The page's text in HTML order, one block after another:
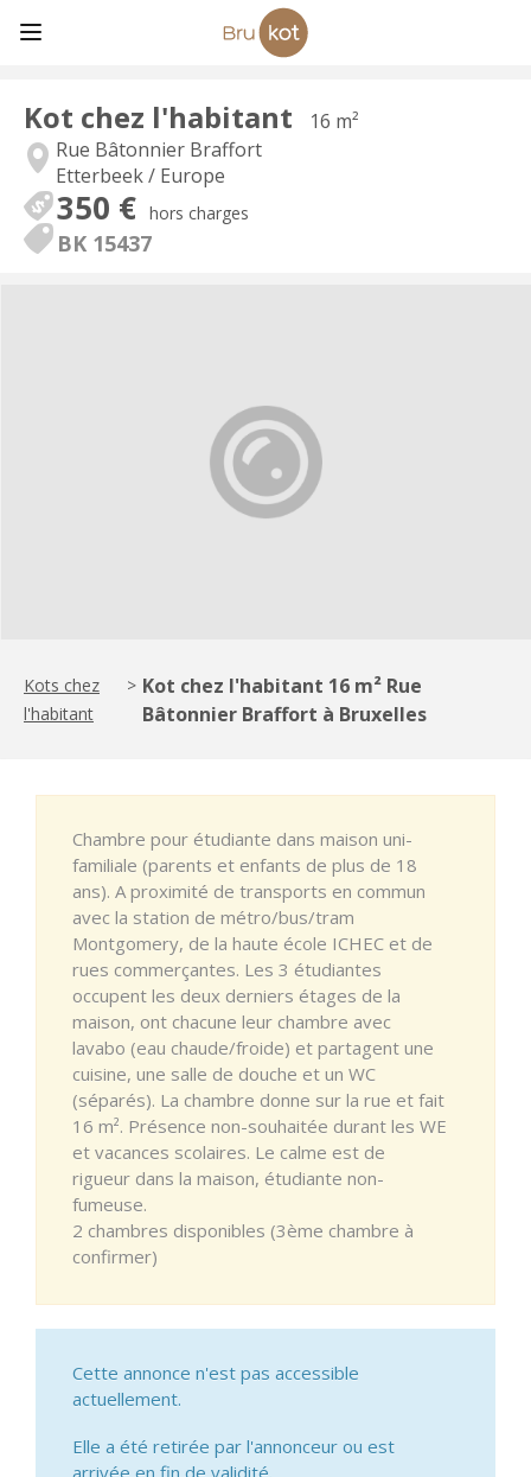
Kot chez l'habitant
16 m²
Rue Bâtonnier Braffort
Etterbeek / Europe
350 € hors charges
BK 15437
Kots chez
l'habitant
> Kot chez l'habitant 16 m² Rue
Bâtonnier Braffort à Bruxelles
Chambre pour étudiante dans maison uni-
familiale (parents et enfants de plus de 18
ans). A proximité de transports en commun
avec la station de métro/bus/tram
Montgomery, de la haute école ICHEC et de
rues commerçantes. Les 3 étudiantes
occupent les deux derniers étages de la
maison, ont chacune leur chambre avec
lavabo (eau chaude/froide) et partagent une
cuisine, une salle de douche et un WC
(séparés). La chambre donne sur la rue et fait
16 m². Présence non-souhaitée durant les WE
et vacances scolaires. Le calme est de
rigueur dans la maison, étudiante non-
fumeuse.
2 chambres disponibles (3ème chambre à
confirmer)
Cette annonce n'est pas accessible
actuellement.
Elle a été retirée par l'annonceur ou est
arrivée en fin de validité.